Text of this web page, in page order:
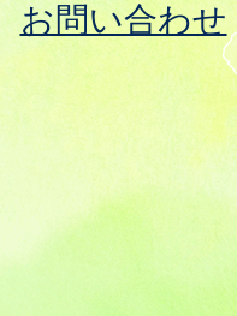
お問い合わせ